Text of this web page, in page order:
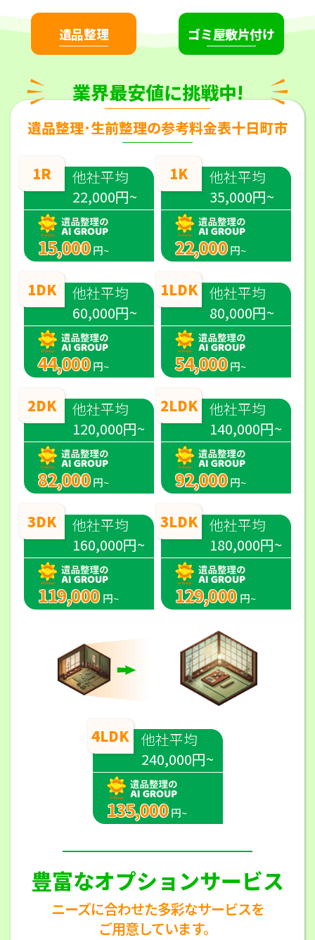
遺品整理 ゴミ屋敷片付け
業界最安値に挑戦中!
遺品整理･生前整理の参考料金表十日町市
1R
他社平均
22,000円~
15,000 円~
1DK
他社平均
60,000円~
44,000 円~
2DK
他社平均
120,000円~
82,000 円~
3DK
他社平均
160,000円~
119,000 円~
4LDK 他社平均
240,000円~
135,000 円~
1K
他社平均
35,000円~
22,000 円~
1LDK 他社平均
80,000円~
54,000 円~
2LDK 他社平均
140,000円~
92,000 円~
3LDK 他社平均
180,000円~
129,000 円~
豊富なオプションサービス
ニーズに合わせた多彩なサービスを
ご用意しています。